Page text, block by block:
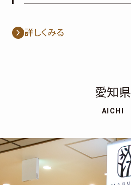
詳しくみる
愛知県
AICHI